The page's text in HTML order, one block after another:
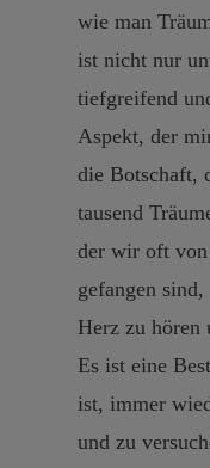
wie man
ist nicht nur
tiefgreifend
Aspekt, der
die Botschaft,
tausend
der wir oft
gefangen
Herz zu hören
Es ist eine
ist, immer
und zu